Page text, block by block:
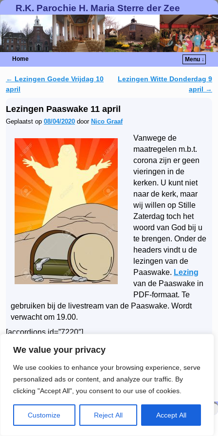
We value your privacy
We use cookies to enhance your browsing experience, serve
personalized ads or content, and analyze our traffic. By
clicking "Accept All", you consent to our use of cookies.
Customize Reject All Accept All
R.K. Parochie H. Maria Sterre der Zee
Home Menu ↓
Berichtnavigatie
← Lezingen Goede Vrijdag 10
april
Lezingen Witte Donderdag 9
april →
Lezingen Paaswake 11 april
Geplaatst op 08/04/2020 door Nico Graaf
Vanwege de
maatregelen m.b.t.
corona zijn er geen
vieringen in de
kerken. U kunt niet
naar de kerk, maar
wij willen op Stille
Zaterdag toch het
woord van God bij u
te brengen. Onder de
headers vindt u de
lezingen van de
Paaswake. Lezing
van de Paaswake in
PDF-formaat. Te
gebruiken bij de livestream van de Paaswake. Wordt
verwacht om 19.00.
[accordions id=”7220″]
Dit bericht werd geplaatst inArchief
Berichtnavigatie
Lezingen Goede Vrijdag 10
april
Lezingen Witte Donderdag 9